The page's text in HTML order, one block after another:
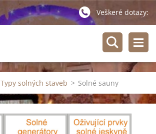
Veškeré dotazy:
Typy solných staveb > Solné sauny